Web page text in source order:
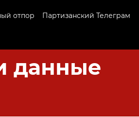
отпор Партизанский Телеграм
данные